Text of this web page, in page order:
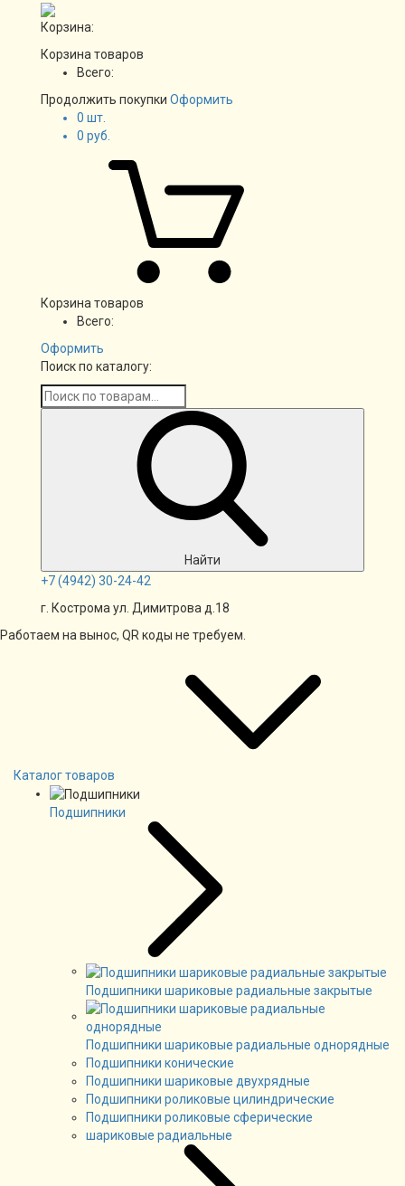
Корзина:
Корзина товаров
Всего:
Продолжить покупки Оформить
0 шт.
0 руб.
Корзина товаров
Всего:
Оформить
Поиск по каталогу:
Найти
+7(4942) 30-24-42
г. Кострома ул. Димитрова д.18
Работаем на вынос, QR коды не требуем.
Каталог товаров
Подшипники
Подшипники шариковые радиальные закрытые
Подшипники шариковые радиальные однорядные
Подшипники конические
Подшипники шариковые двухрядные
Подшипники роликовые цилиндрические
Подшипники роликовые сферические
шариковые радиальные